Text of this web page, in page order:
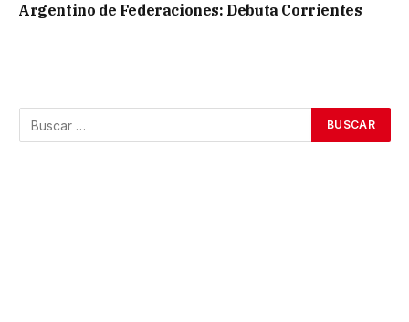
Argentino de Federaciones: Debuta Corrientes